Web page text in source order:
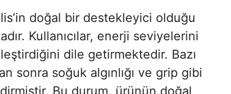
doğal bir destekleyici olduğu
Kullanıcılar, enerji seviyelerini
dile getirmektedir. Bazı
sonra soğuk algınlığı ve grip gibi
Bu durum, ürünün doğal